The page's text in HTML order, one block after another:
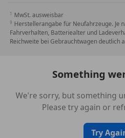
MwSt. ausweisbar
Herstellerangabe für Neufahrzeuge. Je
Fahrverhalten, Batteriealter und
Reichweite bei Gebrauchtwagen deutlich
Something
We're sorry, but something
Please try again or
Try